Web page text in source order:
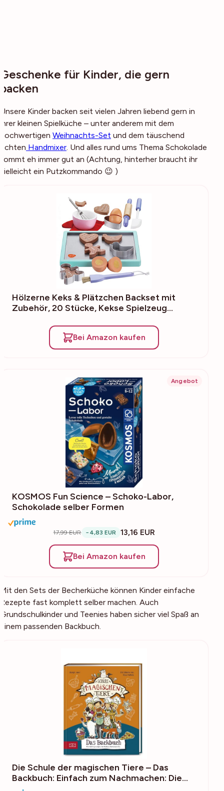
Geschenke für Kinder, die gern
backen
Unsere Kinder backen seit vielen Jahren liebend gern in
ihrer kleinen Spielküche – unter anderem mit dem
hochwertigen Weihnachts-Set und dem täuschend
echten Handmixer. Und alles rund ums Thema Schokolade
kommt eh immer gut an (Achtung, hinterher braucht ihr
vielleicht ein Putzkommando 😉 )
Hölzerne Keks & Plätzchen Backset mit
Zubehör, 20 Stücke, Kekse Spielzeug…
Bei Amazon kaufen
Angebot
KOSMOS Fun Science – Schoko-Labor,
Schokolade selber Formen
17,99 EUR −4,83 EUR 13,16 EUR
Bei Amazon kaufen
Mit den Sets der Becherküche können Kinder einfache
Rezepte fast komplett selber machen. Auch
Grundschulkinder und Teenies haben sicher viel Spaß an
einem passenden Backbuch.
Die Schule der magischen Tiere – Das
Backbuch: Einfach zum Nachmachen: Die…